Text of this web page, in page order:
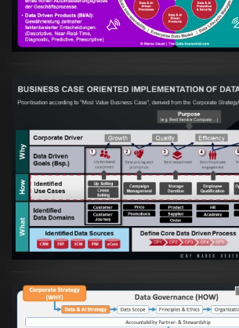
VIEW
Artikel:
Business Case
Etablierung einer Data
VIEW